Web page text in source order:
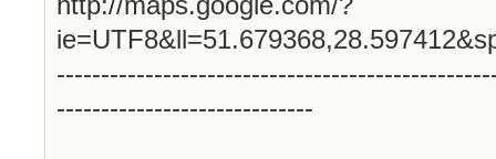
-----------------------------